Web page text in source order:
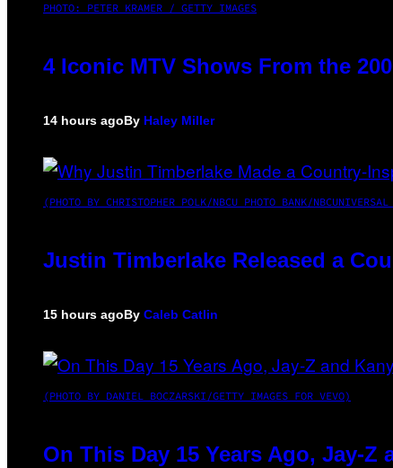
PHOTO: PETER KRAMER / GETTY IMAGES
4 Iconic MTV Shows From the
14 hours agoBy Haley Miller
(PHOTO BY CHRISTOPHER POLK/NBCU PHOTO BANK/
Justin Timberlake Released a
15 hours agoBy Caleb Catlin
(PHOTO BY DANIEL BOCZARSKI/GETTY IMAGES FOR VEVO)
On This Day 15 Years Ago, Jay-